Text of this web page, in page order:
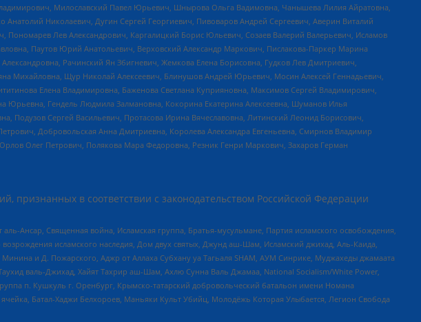
Милославский Павел Юрьевич, Шнырова Ольга Вадимовна, Чанышева Лилия Айратовна,
Анатолий Николаевич, Дугин Сергей Георгиевич, Пивоваров Андрей Сергеевич, Аверин Виталий
Лев Александрович, Каргалицкий Борис Юльевич, Созаев Валерий Валерьевич, Исламов
Паутов Юрий Анатольевич, Верховский Александр Маркович, Пислакова-Паркер Марина
Рачинский Ян Збигневич, Жемкова Елена Борисовна, Гудков Лев Дмитриевич,
Михайловна, Щур Николай Алексеевич, Блинушов Андрей Юрьевич, Мосин Алексей Геннадьевич,
Елена Владимировна, Баженова Светлана Куприяновна, Максимов Сергей Владимирович,
Юрьевна, Гендель Людмила Залмановна, Кокорина Екатерина Алексеевна, Шуманов Илья
Сергей Васильевич, Протасова Ирина Вячеславовна, Литинский Леонид Борисович,
Добровольская Анна Дмитриевна, Королева Александра Евгеньевна, Смирнов Владимир
Олег Петрович, Полякова Мара Федоровна, Резник Генри Маркович, Захаров Герман
в соответствии с законодательством Российской Федерации
Ансар, Священная война, Исламская группа, Братья-мусульмане, Партия исламского освобождения,
исламского наследия, Дом двух святых, Джунд аш-Шам, Исламский джихад, Аль-Каида,
и Д. Пожарского, Аджр от Аллаха Субхану уа Тагьаля SHAM, АУМ Синрике, Муджахеды джамаата
валь-Джихад, Хайят Тахрир аш-Шам, Ахлю Сунна Валь Джамаа, National Socialism/White Power,
п. Кушкуль г. Оренбург, Крымско-татарский добровольческий батальон имени Номана
Батал-Хаджи Белхороев, Маньяки Культ Убийц, Молодёжь Которая Улыбается, Легион Свобода